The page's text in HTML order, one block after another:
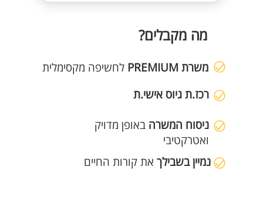
מה מקבלים?
משרת PREMIUM לחשיפה מקסימלית
ניסוח המשרה באופן מדויק
ואטרקטיבי
רכז.תגיוס אישי.ת
נמייןבשבילך את קורות החיים